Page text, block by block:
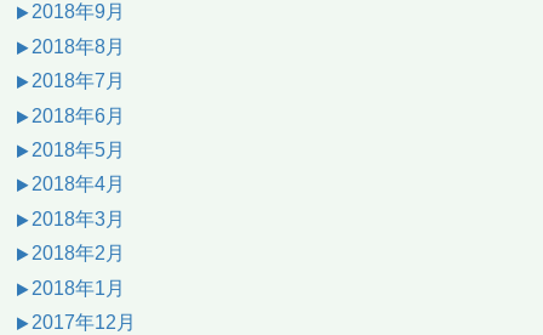
2018年9月
2018年8月
2018年7月
2018年6月
2018年5月
2018年4月
2018年3月
2018年2月
2018年1月
2017年12月